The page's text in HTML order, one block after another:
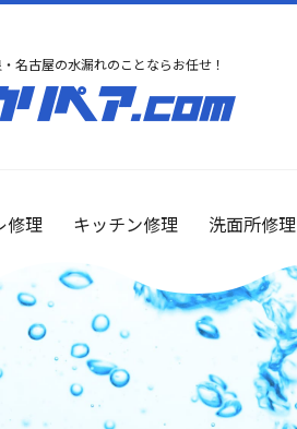
名古屋の水漏れのことならお任せ！
修理 キッチン修理 洗面所修理